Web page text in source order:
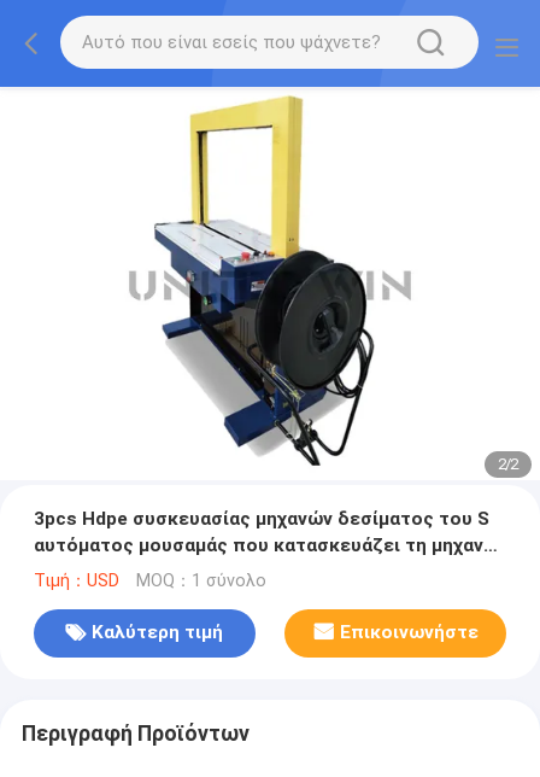
2/2
3pcs Hdpe συσκευασίας μηχανών δεσίματος του S
αυτόματος μουσαμάς που κατασκευάζει τη μηχανή
0.15KW
Τιμή：USD MOQ：1 σύνολο
Καλύτερη τιμή Επικοινωνήστε
Περιγραφή Προϊόντων